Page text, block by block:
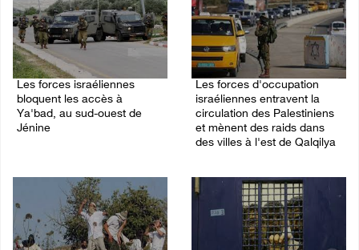
Les forces israéliennes
bloquent les accès à
Ya'bad, au sud-ouest de
Jénine
Les forces d'occupation
israéliennes entravent la
circulation des Palestiniens
et mènent des raids dans
des villes à l'est de Qalqilya